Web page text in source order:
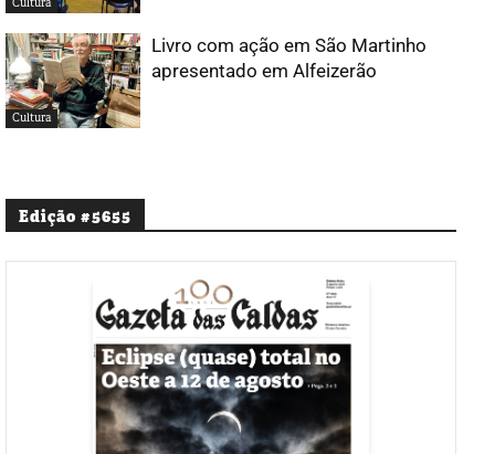
Cultura
Livro com ação em São Martinho
apresentado em Alfeizerão
Edição #5655